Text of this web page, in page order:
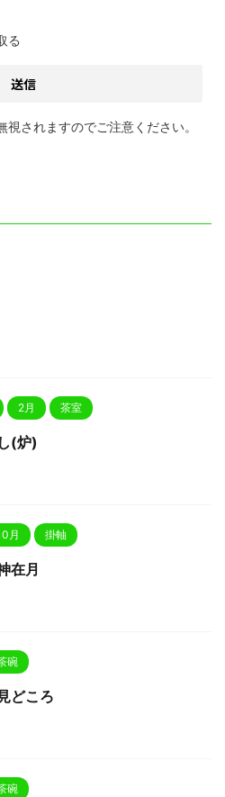
る
されますのでご注意ください。
2月 茶室
(炉)
月 掛軸
在月
碗
どころ
碗